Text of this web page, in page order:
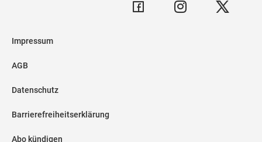
Impressum
AGB
Datenschutz
Barrierefreiheitserklärung
Abo kündigen